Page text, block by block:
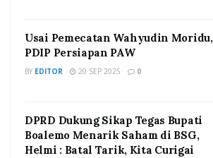
Usai Pemecatan Wahyudin Moridu,
PDIP Persiapan PAW
BY EDITOR 20 SEP 2025 0
DPRD Dukung Sikap Tegas Bupati
Boalemo Menarik Saham di BSG,
Helmi : Batal Tarik, Kita Curigai